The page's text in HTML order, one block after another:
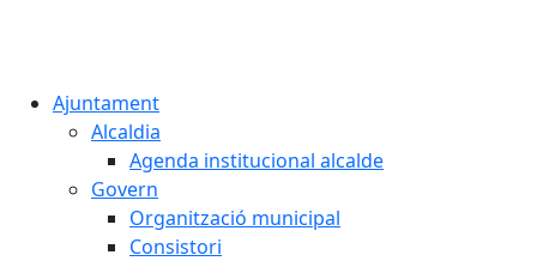
Ajuntament
Alcaldia
Agenda institucional alcalde
Govern
Organització municipal
Consistori